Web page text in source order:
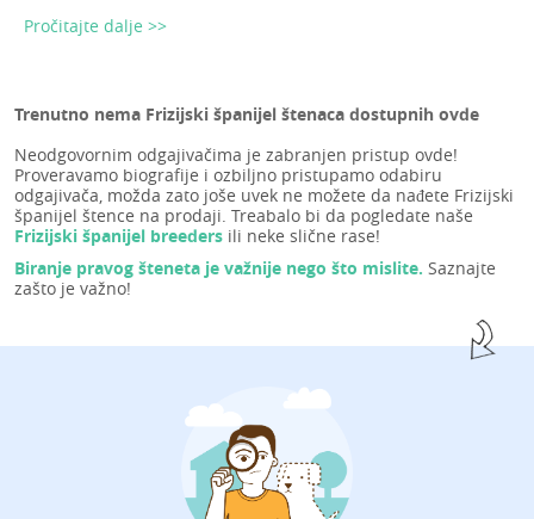
Pročitajte dalje >>
Trenutno nema Frizijski španijel štenaca dostupnih ovde
Neodgovornim odgajivačima je zabranjen pristup ovde!
Proveravamo biografije i ozbiljno pristupamo odabiru
odgajivača, možda zato joše uvek ne možete da nađete Frizijski
španijel štence na prodaji. Treabalo bi da pogledate naše
Frizijski španijel breeders ili neke slične rase!
Biranje pravog šteneta je važnije nego što mislite. Saznajte
zašto je važno!